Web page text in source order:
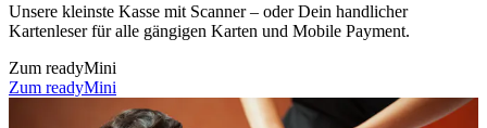
Unsere kleinste Kasse mit Scanner – oder Dein handlicher
Kartenleser für alle gängigen Karten und Mobile Payment.
Zum readyMini
Zum readyMini